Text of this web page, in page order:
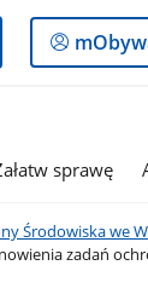
do
sprawę
Środowiska we
zadań